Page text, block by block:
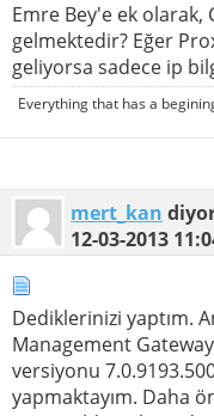
Emre Bey'e ek olarak,
gelmektedir? Eğer
geliyorsa sadece ip
Everything that has a
mert_kan
12-03-2013
Dediklerinizi yaptım.
Management
versiyonu
yapmaktayım. Daha